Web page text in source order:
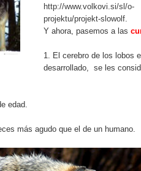
http://www.volkovi.si/sl/o-
projektu/projekt-slowolf
Y ahora, pasemos a las
1. El cerebro de los lobos
desarrollado, se les
edad.
más agudo que el de un humano.